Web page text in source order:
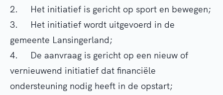
2. Het initiatief is gericht op sport en bewegen;
3. Het initiatief wordt uitgevoerd in de
gemeente Lansingerland;
4. De aanvraag is gericht op een nieuw of
vernieuwend initiatief dat financiële
ondersteuning nodig heeft in de opstart;